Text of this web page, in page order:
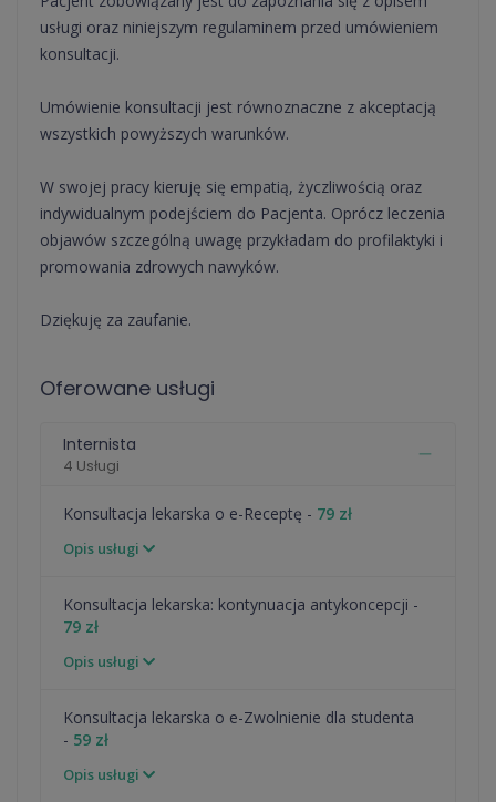
usługi oraz niniejszym regulaminem przed umówieniem
konsultacji.
Umówienie konsultacji jest równoznaczne z akceptacją
wszystkich powyższych warunków.
W swojej pracy kieruję się empatią, życzliwością oraz
indywidualnym podejściem do Pacjenta. Oprócz leczenia
objawów szczególną uwagę przykładam do profilaktyki i
promowania zdrowych nawyków.
Dziękuję za zaufanie.
Oferowane usługi
Internista
4 Usługi
Konsultacja lekarska o e-Receptę - 79 zł
Opis usługi
⁠Konsultacja lekarska: kontynuacja antykoncepcji -
79 zł
Opis usługi
Konsultacja lekarska o e-Zwolnienie dla studenta
- 59 zł
Opis usługi